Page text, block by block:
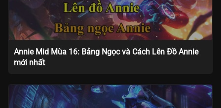
Annie Mid Mùa 16: Bảng Ngọc và Cách Lên Đồ Annie
mới nhất